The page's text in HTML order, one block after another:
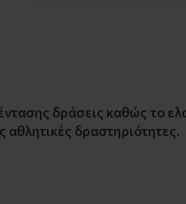
δράσεις καθώς το
δραστηριότητες.